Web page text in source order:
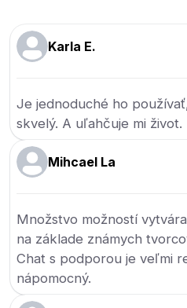
Karla E.
Je jednoduché ho
skvelý. A uľahčuje mi život.
Mihcael La
Množstvo možností
na základe známych
Chat s podporou je veľmi
nápomocný.